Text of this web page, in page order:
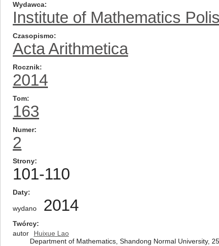
Wydawca
Institute of Mathematics
Czasopismo
Acta Arithmetica
Rocznik
2014
Tom
163
Numer
2
Strony
101-110
Daty
wydano 2014
Twórcy
autor
Huixue Lao
Department of Mathematics, Shandong Normal University,